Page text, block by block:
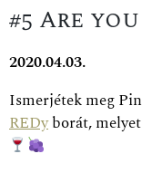
#5 Are
2020.04.03.
Ismerjétek meg
REDyborát,